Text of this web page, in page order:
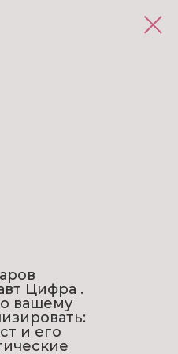
Цифра .
вашему
и его